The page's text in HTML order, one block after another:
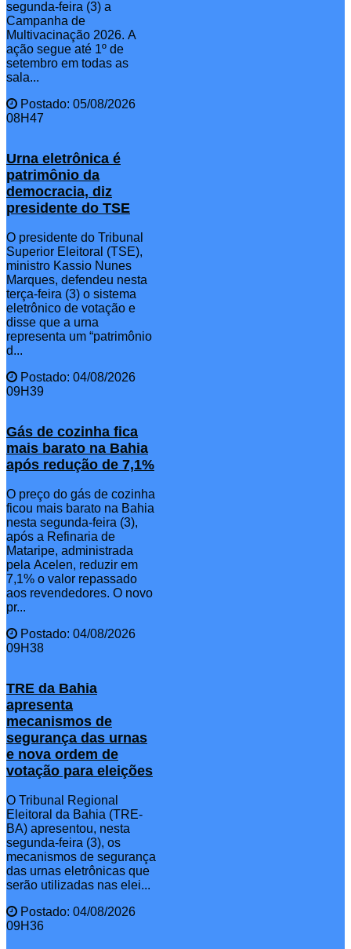
segunda-feira (3) a
Campanha de
Multivacinação 2026. A
ação segue até 1º de
setembro em todas as
sala...
Postado: 05/08/2026
08H47
Urna eletrônica é
patrimônio da
democracia, diz
presidente do TSE
O presidente do Tribunal
Superior Eleitoral (TSE),
ministro Kassio Nunes
Marques, defendeu nesta
terça-feira (3) o sistema
eletrônico de votação e
disse que a urna
representa um “patrimônio
d...
Postado: 04/08/2026
09H39
Gás de cozinha fica
mais barato na Bahia
após redução de 7,1%
O preço do gás de cozinha
ficou mais barato na Bahia
nesta segunda-feira (3),
após a Refinaria de
Mataripe, administrada
pela Acelen, reduzir em
7,1% o valor repassado
aos revendedores. O novo
pr...
Postado: 04/08/2026
09H38
TRE da Bahia
apresenta
mecanismos de
segurança das urnas
e nova ordem de
votação para eleições
O Tribunal Regional
Eleitoral da Bahia (TRE-
BA) apresentou, nesta
segunda-feira (3), os
mecanismos de segurança
das urnas eletrônicas que
serão utilizadas nas elei...
Postado: 04/08/2026
09H36